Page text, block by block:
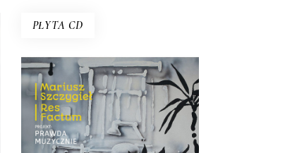
PŁYTA CD
MUZYCZNIE
Płyta, która jest efektem
spotkania trojga muzyków z
reporterem – Mariuszem
Szczygłem. Słowa spotkały się tu
z dźwiękiem kreowanym na